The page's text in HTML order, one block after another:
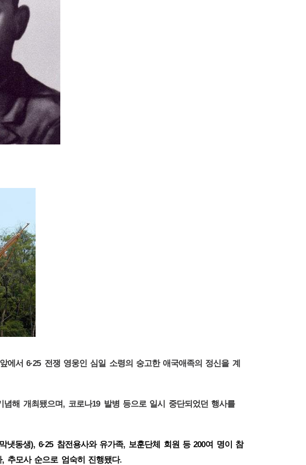
에서6·25 전쟁 영웅인 심일 소령의 숭고한 애국애족의 정신을 계
념해 개최됐으며 , 코로나19 발병 등으로 일시 중단되었던 행사를
냇동생), 6·25 참전용사와 유가족, 보훈단체 회원 등200여 명이 참
, 추모사 순으로 엄숙히 진행됐다.